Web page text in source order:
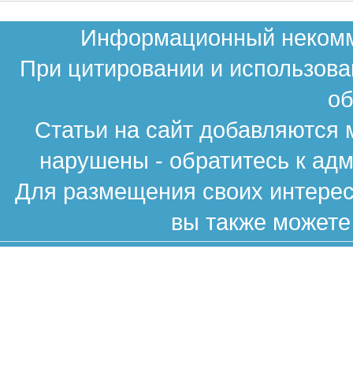
Информационный
При цитировании и
Статьи на сайт
нарушены - обратитесь к
Для размещения своих
вы также